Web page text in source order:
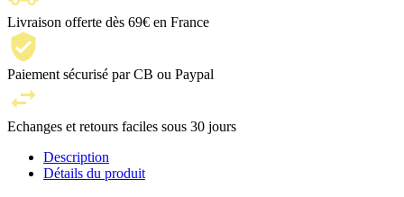
Livraison offerte dès 69€ en France
Paiement sécurisé par CB ou Paypal
Echanges et retours faciles sous 30 jours
Description
Détails du produit